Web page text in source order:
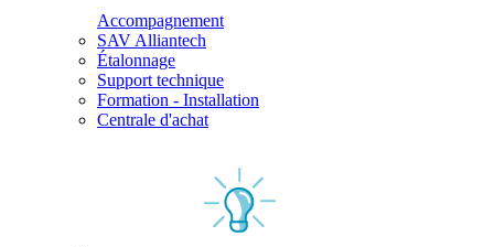
Accompagnement
SAV Alliantech
Étalonnage
Support technique
Formation - Installation
Centrale d'achat